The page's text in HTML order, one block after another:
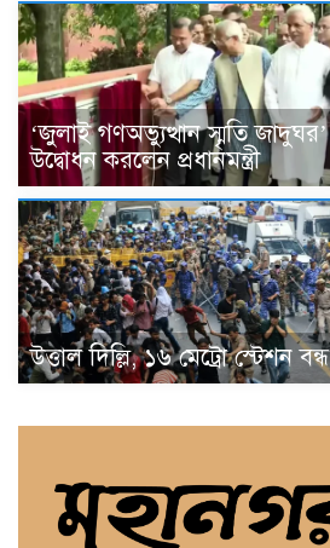
‘জুলাই গণঅভ্যুত্থান স্মৃতি জাদুঘর’
উদ্বোধন করলেন প্রধানমন্ত্রী
উত্তাল দিল্লি, ১৬ মেট্রো স্টেশন বন্ধ